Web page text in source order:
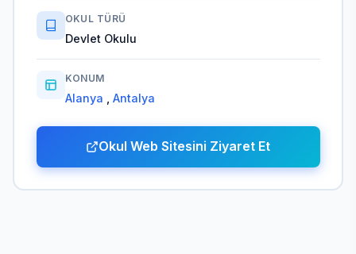
OKUL TÜRÜ
Devlet Okulu
KONUM
Alanya Antalya
Okul Web Sitesini Ziyaret Et